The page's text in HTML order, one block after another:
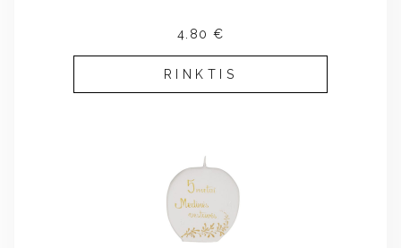
4.80 €
RINKTIS